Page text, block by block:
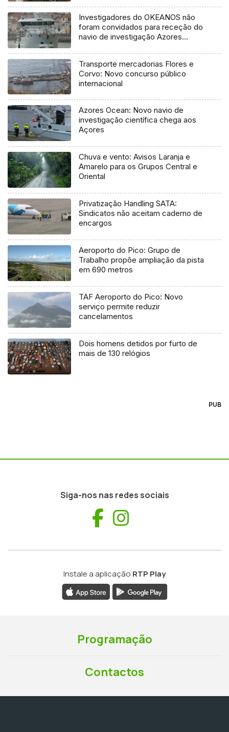
Investigadores do OKEANOS não
foram convidados para receção do
navio de investigação Azores
Transporte mercadorias Flores e
Corvo: Novo concurso público
internacional
Azores Ocean: Novo navio de
investigação científica chega aos
Açores
Chuva e vento: Avisos Laranja e
Amarelo para os Grupos Central e
Oriental
Privatização Handling SATA:
Sindicatos não aceitam caderno de
encargos
Aeroporto do Pico: Grupo de
Trabalho propõe ampliação da pista
em 690 metros
TAF Aeroporto do Pico: Novo
serviço permite reduzir
cancelamentos
Dois homens detidos por furto de
mais de 130 relógios
PUB
Siga-nos nas redes sociais
Facebook
Instale a aplicação RTP Play
Programação
Contactos